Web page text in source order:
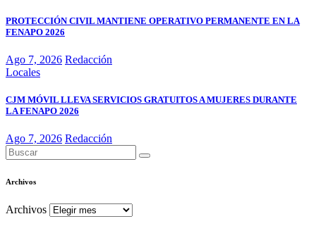
PROTECCIÓN CIVIL MANTIENE OPERATIVO PERMANENTE EN LA
FENAPO 2026
Ago 7, 2026 Redacción
Locales
CJM MÓVIL LLEVA SERVICIOS GRATUITOS A MUJERES DURANTE
LA FENAPO 2026
Ago 7, 2026 Redacción
Archivos
Archivos